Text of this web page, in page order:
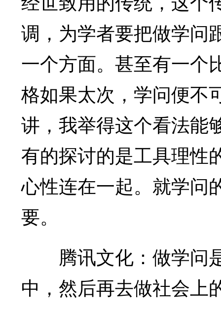
调，为学者要把做学问
一个方面。甚至有一个
格如果太次，学问便不
讲，我举得这个看法能
有的探讨的是工具理性
心性连在一起。就学问
要。
腾讯文化：做学问
中，然后再去做社会上